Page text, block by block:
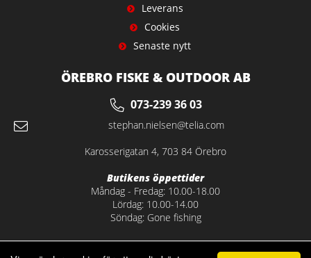
Leverans
Cookies
Senaste nytt
ÖREBRO FISKE & OUTDOOR AB
073-239 36 03
stephan.nielsen@telia.com
Karosserigatan 4, 703 84 Örebro
Butikens öppettider
Måndag - Fredag: 10.00-18.00
Lördag: 10.00-14.00
Söndag: Gone fishing